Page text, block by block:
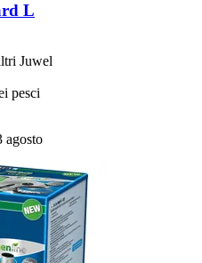
L
Juwel
pesci
agosto